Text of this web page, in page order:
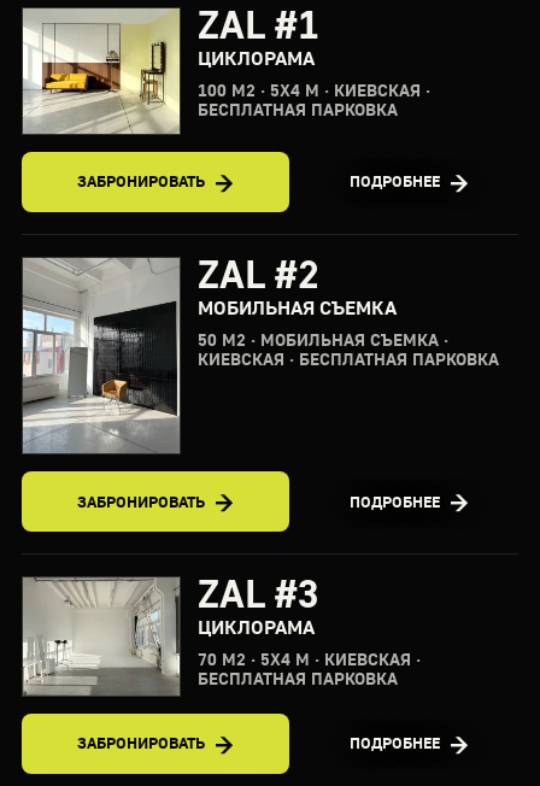
ZAL #1
ЦИКЛОРАМА
100 М2 · 5X4 М · КИЕВСКАЯ ·
БЕСПЛАТНАЯ ПАРКОВКА
ЗАБРОНИРОВАТЬ ПОДРОБНЕЕ
ZAL #2
МОБИЛЬНАЯ СЪЕМКА
50 М2 · МОБИЛЬНАЯ СЪЕМКА ·
КИЕВСКАЯ · БЕСПЛАТНАЯ ПАРКОВКА
ЗАБРОНИРОВАТЬ ПОДРОБНЕЕ
ZAL #3
ЦИКЛОРАМА
70 М2 · 5X4 М · КИЕВСКАЯ ·
БЕСПЛАТНАЯ ПАРКОВКА
ЗАБРОНИРОВАТЬ ПОДРОБНЕЕ